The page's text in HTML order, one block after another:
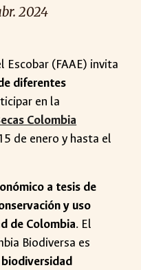
. 2024
Escobar (FAAE) invita
diferentes
en la
Colombia
de enero y hasta el
a tesis de
y uso
de Colombia. El
Biodiversa es